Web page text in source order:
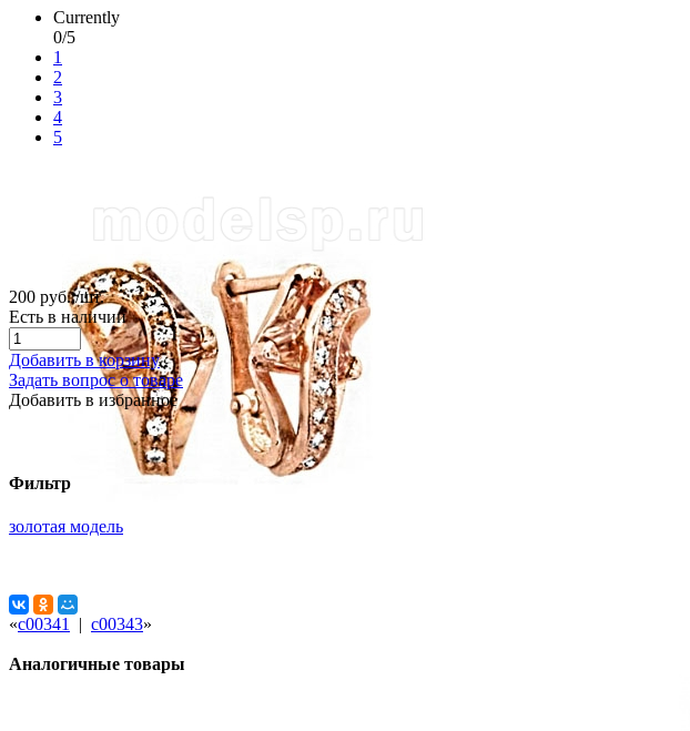
Currently
0/5
1
2
3
4
5
200 руб./шт.
Есть в наличии
Добавить в корзину
Задать вопрос о товаре
Добавить в избранное
Фильтр
золотая модель
«с00341 | с00343»
Аналогичные товары